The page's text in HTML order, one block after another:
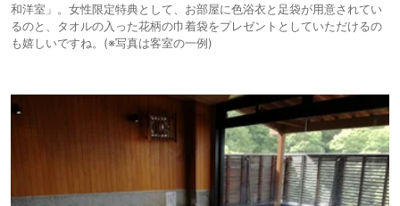
和洋室」。女性限定特典として、お部屋に色浴衣と足袋が用意されてい
るのと、タオルの入った花柄の巾着袋をプレゼントとしていただけるの
も嬉しいですね。(※写真は客室の一例)